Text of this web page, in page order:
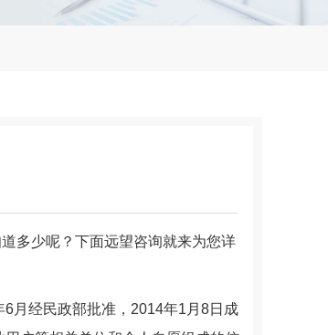
多少呢？下面远望咨询就来为您详
月经民政部批准，2014年1月8日成